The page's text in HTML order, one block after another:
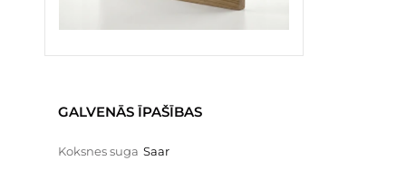
GALVENĀS ĪPAŠĪBAS
Koksnes suga Saar